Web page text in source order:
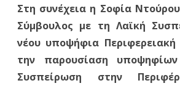
Στη συνέχεια η Σοφία
Σύμβουλος με τη Λαϊκή
νέου υποψήφια Περιφερειακή
την παρουσίαση
Συσπείρωση στην